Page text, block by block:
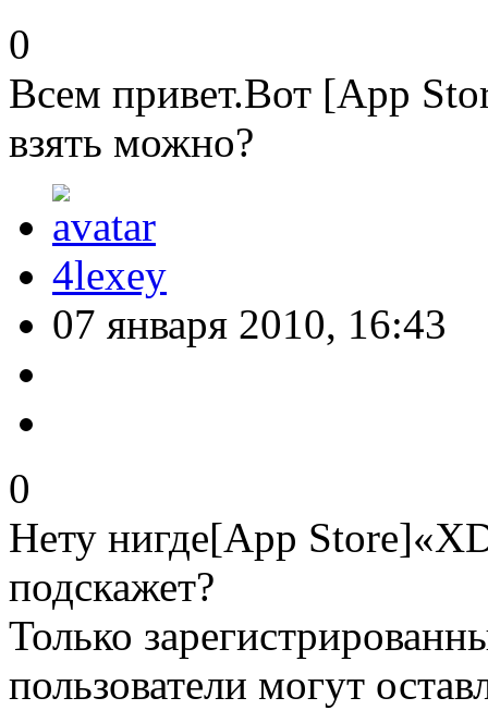
0
Всем привет.Вот [App
взять можно?
4lexey
07 января 2010, 16:43
0
Нету нигде[App
подскажет?
Только
пользователи могут